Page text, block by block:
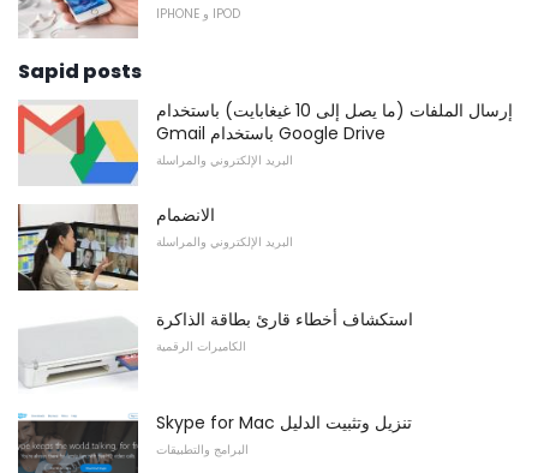
IPHONE و IPOD
Sapid posts
إرسال الملفات (ما يصل إلى 10 غيغابايت) باستخدام
Gmail باستخدام Google Drive
البريد الإلكتروني والمراسلة
الانضمام
البريد الإلكتروني والمراسلة
استكشاف أخطاء قارئ بطاقة الذاكرة
الكاميرات الرقمية
Skype for Mac تنزيل وتثبيت الدليل
البرامج والتطبيقات